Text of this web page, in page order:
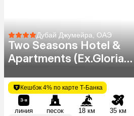
Дубай Джумейра, ОАЭ
Two Seasons Hotel &
Apartments (Ex.Gloria
Apartments)
Кешбэк 4% по карте Т-Банка
линия песок 18 км 35 км